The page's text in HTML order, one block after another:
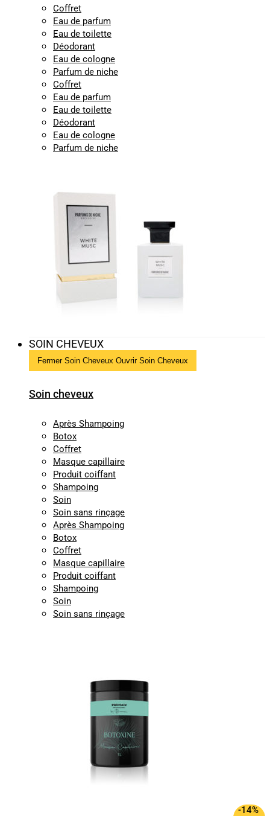
Coffret
Eau de parfum
Eau de toilette
Déodorant
Eau de cologne
Parfum de niche
Coffret
Eau de parfum
Eau de toilette
Déodorant
Eau de cologne
Parfum de niche
SOIN CHEVEUX
Fermer Soin Cheveux Ouvrir Soin Cheveux
Soin cheveux
Après Shampoing
Botox
Coffret
Masque capillaire
Produit coiffant
Shampoing
Soin
Soin sans rinçage
Après Shampoing
Botox
Coffret
Masque capillaire
Produit coiffant
Shampoing
Soin
Soin sans rinçage
-14%